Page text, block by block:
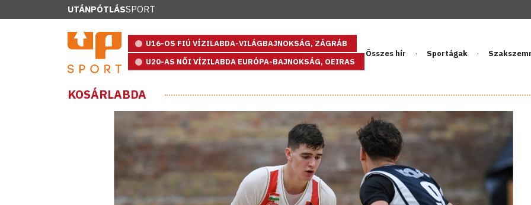
UTÁNPÓTLÁSSPORT
U16-OS FIÚ VÍZILABDA-VILÁGBAJNOKSÁG, ZÁGRÁB
U20-AS NŐI VÍZILABDA EURÓPA-BAJNOKSÁG, OEIRAS
Összes hír Sportágak
KOSÁRLABDA